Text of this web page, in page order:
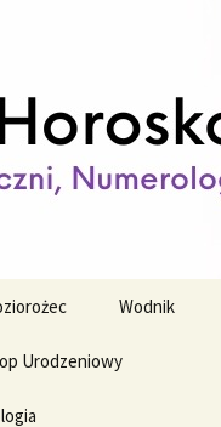
Wodnik
Urodzeniowy